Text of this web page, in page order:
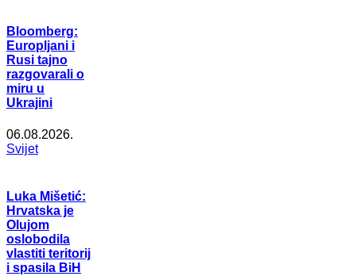
Bloomberg:
Europljani i
Rusi tajno
razgovarali o
miru u
Ukrajini
06.08.2026.
Svijet
Luka Mišetić:
Hrvatska je
Olujom
oslobodila
vlastiti teritorij
i spasila BiH